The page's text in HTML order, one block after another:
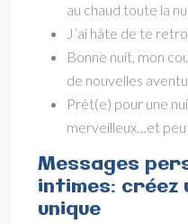
au chaud toute la
J’ai hâte de te
Bonne nuit, mon
de nouvelles
Prêt(e) pour une
merveilleux…et
Messages
intimes: créez
unique